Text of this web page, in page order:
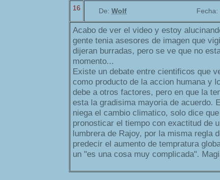
16 De: Wolf Fecha:
Acabo de ver el video y estoy
gente tenia asesores de imagen que
dijeran burradas, pero se ve que no
momento...
Existe un debate entre cientificos que
como producto de la accion humana y
debe a otros factores, pero en que la
esta la gradisima mayoria de acuerdo.
niega el cambio climatico, solo dice
pronosticar el tiempo con exactitud de
lumbrera de Rajoy, por la misma regla
predecir el aumento de tempratura
un "es una cosa muy complicada".